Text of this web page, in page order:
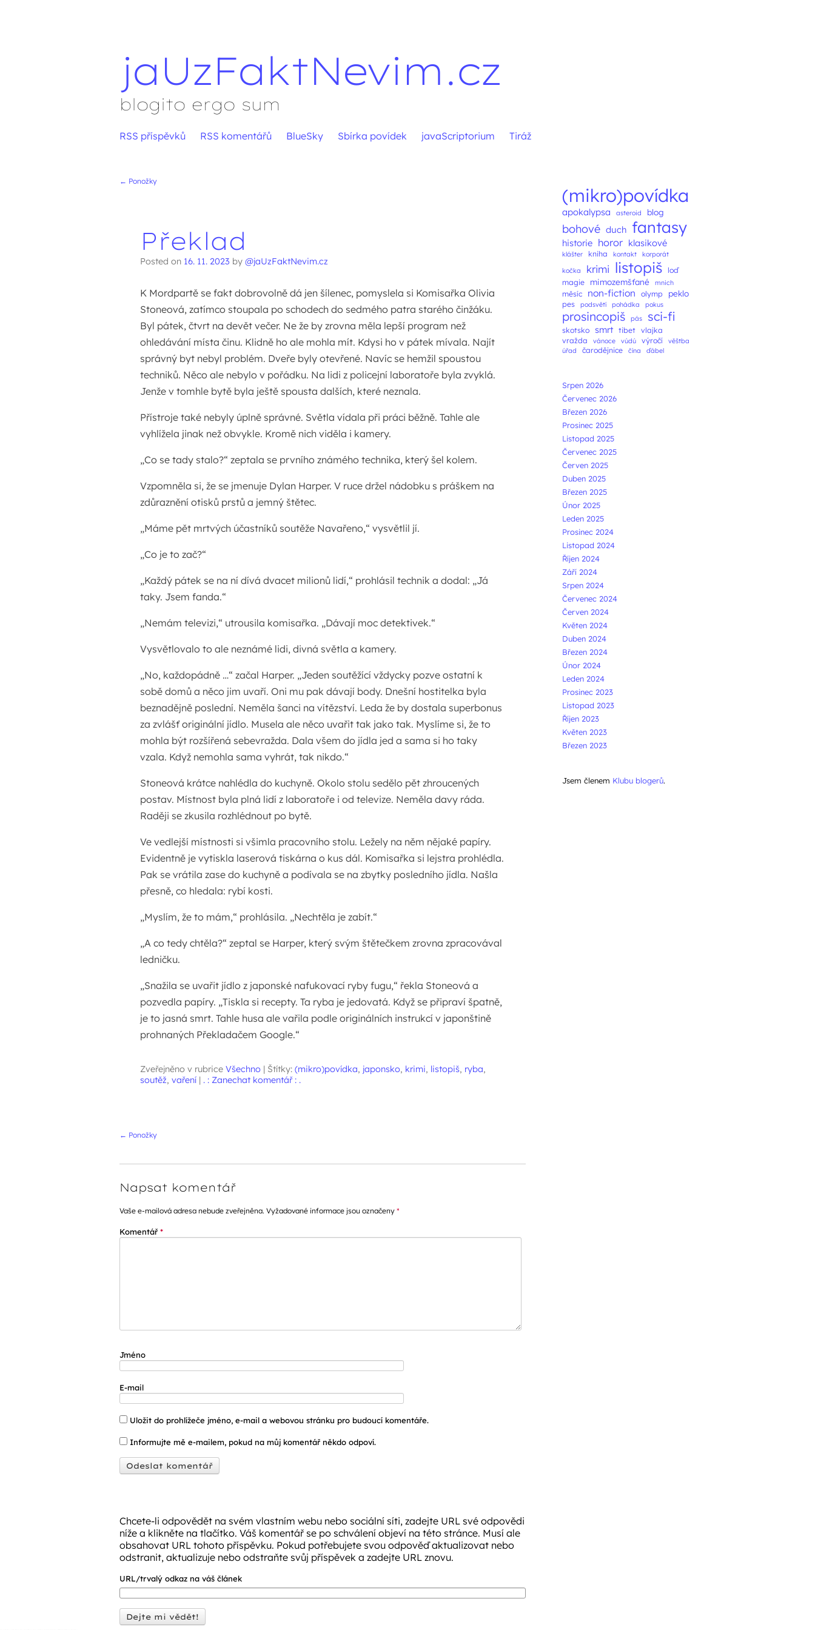
jaUzFaktNevim.cz
blogito ergo sum
Přejít
RSS příspěvků RSS komentářů BlueSky Sbírka povídek javaScriptorium Tiráž
← Ponožky
Překlad
Posted on 16. 11. 2023 by @jaUzFaktNevim.cz
K Mordpartě se fakt dobrovolně dá jen šílenec, pomyslela si Komisařka Olivia
Stoneová, zatímco stoupala po schodech do sedmého patra starého činžáku.
Byl pátek, čtvrt na devět večer. Ne že by zrovna měla lepší program než
ohledávání místa činu. Klidně ho ale mohla mít. Kdysi ho v pátek mívala. Najít
správný byt nebyl problém. Dveře byly otevřené. Navíc se hemžil spoustou
techniků. Něco ale nebylo v pořádku. Na lidi z policejní laboratoře byla zvyklá.
Jenže v tomhle bytě byla ještě spousta dalších, které neznala.
Přístroje také nebyly úplně správné. Světla vídala při práci běžně. Tahle ale
vyhlížela jinak než obvykle. Kromě nich viděla i kamery.
„Co se tady stalo?“ zeptala se prvního známého technika, který šel kolem.
Vzpomněla si, že se jmenuje Dylan Harper. V ruce držel nádobku s práškem na
zdůraznění otisků prstů a jemný štětec.
„Máme pět mrtvých účastníků soutěže Navařeno,“ vysvětlil jí.
„Co je to zač?“
„Každý pátek se na ní dívá dvacet milionů lidí,“ prohlásil technik a dodal: „Já
taky. Jsem fanda.“
„Nemám televizi,“ utrousila komisařka. „Dávají moc detektivek.“
Vysvětlovalo to ale neznámé lidi, divná světla a kamery.
„No, každopádně …“ začal Harper. „Jeden soutěžící vždycky pozve ostatní k
sobě domů a něco jim uvaří. Oni mu pak dávají body. Dnešní hostitelka byla
beznadějně poslední. Neměla šanci na vítězství. Leda že by dostala superbonus
za zvlášť originální jídlo. Musela ale něco uvařit tak jako tak. Myslíme si, že to
mohla být rozšířená sebevražda. Dala všem do jídla jed a sama si ho taky
vzala. Když nemohla sama vyhrát, tak nikdo.“
Stoneová krátce nahlédla do kuchyně. Okolo stolu sedělo pět zhroucených
postav. Místnost byla plná lidí z laboratoře i od televize. Neměla davy ráda.
Raději se zkusila rozhlédnout po bytě.
Ve vedlejší místnosti si všimla pracovního stolu. Ležely na něm nějaké papíry.
Evidentně je vytiskla laserová tiskárna o kus dál. Komisařka si lejstra prohlédla.
Pak se vrátila zase do kuchyně a podívala se na zbytky posledního jídla. Našla
přesně, co hledala: rybí kosti.
„Myslím, že to mám,“ prohlásila. „Nechtěla je zabít.“
„A co tedy chtěla?“ zeptal se Harper, který svým štětečkem zrovna zpracovával
ledničku.
„Snažila se uvařit jídlo z japonské nafukovací ryby fugu,“ řekla Stoneová a
pozvedla papíry. „Tiskla si recepty. Ta ryba je jedovatá. Když se připraví špatně,
je to jasná smrt. Tahle husa ale vařila podle originálních instrukcí v japonštině
prohnaných Překladačem Google.“
Zveřejněno v rubrice Všechno | Štítky: (mikro)povídka, japonsko, krimi, listopiš, ryba,
soutěž, vaření | . : Zanechat komentář : .
Navigace příspěvků
← Ponožky
Napsat komentář
Vaše e-mailová adresa nebude zveřejněna. Vyžadované informace jsou označeny *
Komentář *
Jméno
E-mail
Uložit do prohlížeče jméno, e-mail a webovou stránku pro budoucí komentáře.
Informujte mě e-mailem, pokud na můj komentář někdo odpoví.
Chcete-li odpovědět na svém vlastním webu nebo sociální síti, zadejte URL své odpovědi
níže a klikněte na tlačítko. Váš komentář se po schválení objeví na této stránce. Musí ale
obsahovat URL tohoto příspěvku. Pokud potřebujete svou odpověď aktualizovat nebo
odstranit, aktualizuje nebo odstraňte svůj příspěvek a zadejte URL znovu.
URL/trvalý odkaz na váš článek
(mikro)povídka
apokalypsa asteroid blog
bohové duch fantasy
historie horor klasikové
klášter kniha kontakt
korporát
kočka
krimi listopiš
loď
magie
mimozemšťané mnich
měsíc non-fiction olymp peklo
pes podsvětí pohádka pokus
prosincopiš pás sci-fi
skotsko smrt tibet vlajka
vražda
vánoce vúdú výročí
věštba
úřad
čarodějnice čína ďábel
Srpen 2026
Červenec 2026
Březen 2026
Prosinec 2025
Listopad 2025
Červenec 2025
Červen 2025
Duben 2025
Březen 2025
Únor 2025
Leden 2025
Prosinec 2024
Listopad 2024
Říjen 2024
Září 2024
Srpen 2024
Červenec 2024
Červen 2024
Květen 2024
Duben 2024
Březen 2024
Únor 2024
Leden 2024
Prosinec 2023
Listopad 2023
Říjen 2023
Květen 2023
Březen 2023
Jsem členem Klubu blogerů.